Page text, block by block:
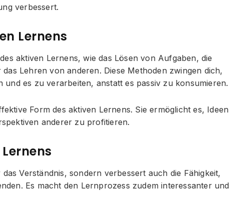
verbessert.
Lernens
aktiven Lernens, wie das Lösen von Aufgaben, die
Lehren von anderen. Diese Methoden zwingen dich,
und es zu verarbeiten, anstatt es passiv zu konsumieren.
Form des aktiven Lernens. Sie ermöglicht es, Ideen
anderer zu profitieren.
Verständnis, sondern verbessert auch die Fähigkeit,
Es macht den Lernprozess zudem interessanter und